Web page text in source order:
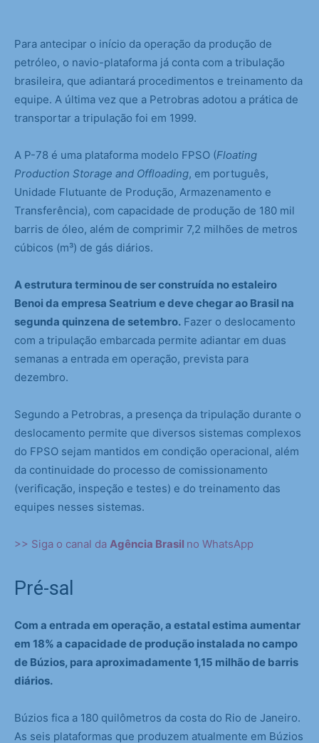
Para antecipar o início da operação da produção de
petróleo, o navio-plataforma já conta com a tribulação
brasileira, que adiantará procedimentos e treinamento da
equipe. A última vez que a Petrobras adotou a prática de
transportar a tripulação foi em 1999.
A P-78 é uma plataforma modelo FPSO (Floating
Production Storage and Offloading, em português,
Unidade Flutuante de Produção, Armazenamento e
Transferência), com capacidade de produção de 180 mil
barris de óleo, além de comprimir 7,2 milhões de metros
cúbicos (m³) de gás diários.
A estrutura terminou de ser construída no estaleiro
Benoi da empresa Seatrium e deve chegar ao Brasil na
segunda quinzena de setembro. Fazer o deslocamento
com a tripulação embarcada permite adiantar em duas
semanas a entrada em operação, prevista para
dezembro.
Segundo a Petrobras, a presença da tripulação durante o
deslocamento permite que diversos sistemas complexos
do FPSO sejam mantidos em condição operacional, além
da continuidade do processo de comissionamento
(verificação, inspeção e testes) e do treinamento das
equipes nesses sistemas.
>> Siga o canal da Agência Brasil no WhatsApp
Pré-sal
Com a entrada em operação, a estatal estima aumentar
em 18% a capacidade de produção instalada no campo
de Búzios, para aproximadamente 1,15 milhão de barris
diários.
Búzios fica a 180 quilômetros da costa do Rio de Janeiro.
As seis plataformas que produzem atualmente em Búzios